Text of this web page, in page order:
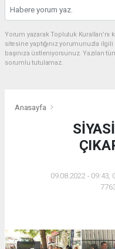
Yorum yazarak Topluluk
sitesine yaptığınız yorumunuzla
başınıza üstleniyorsunuz. Yazılan
sorumlu tutulamaz.
Anasayfa
09.08.2022 - 09:43,